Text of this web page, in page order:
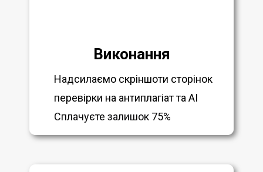
Виконання
Надсилаємо скріншоти сторінок
перевірки на антиплагіат та AI
Сплачуєте залишок 75%